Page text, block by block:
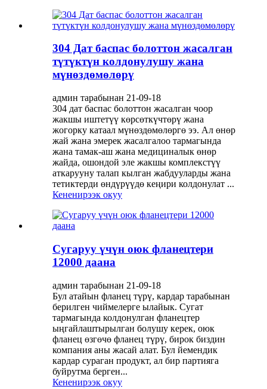
304 Дат баспас болоттон жасалган
түтүктүн колдонулушу жана
мүнөздөмөлөрү
админ тарабынан 21-09-18
304 дат баспас болоттон жасалган чоор
жакшы иштетүү көрсөткүчтөрү жана
жогорку катаал мүнөздөмөлөргө ээ. Ал өнөр
жай жана эмерек жасалгалоо тармагында
жана тамак-аш жана медициналык өнөр
жайда, ошондой эле жакшы комплекстүү
аткарууну талап кылган жабдууларды жана
тетиктерди өндүрүүдө кеңири колдонулат ...
Кененирээк окуу
Сугаруу үчүн оюк фланецтери
12000 даана
админ тарабынан 21-09-18
Бул атайын фланец түрү, кардар тарабынан
берилген чиймелерге ылайык. Сугат
тармагында колдонулган фланецтер
ыңгайлаштырылган болушу керек, оюк
фланец өзгөчө фланец түрү, бирок биздин
компания аны жасай алат. Бул йемендик
кардар сураган продукт, ал бир партияга
буйрутма берген...
Кененирээк окуу